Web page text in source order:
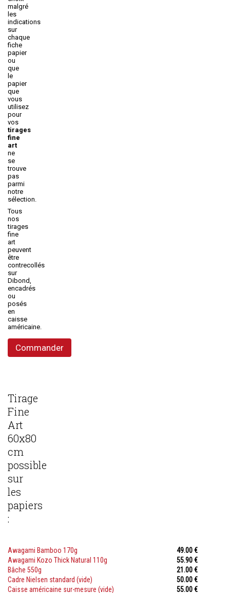
malgré
les
indications
sur
chaque
fiche
papier
ou
que
le
papier
que
vous
utilisez
pour
vos
tirages
fine
art
ne
se
trouve
pas
parmi
notre
sélection.
Tous
nos
tirages
fine
art
peuvent
être
contrecollés
sur
Dibond,
encadrés
ou
posés
en
caisse
américaine.
Commander
Tirage
Fine
Art
60x80
cm
possible
sur
les
papiers
:
Awagami Bamboo 170g
49.00 €
Awagami Kozo Thick Natural 110g
55.90 €
Bâche 550g
21.00 €
Cadre Nielsen standard (vide)
Caisse américaine sur-mesure (vide)
50.00 €
55.00 €